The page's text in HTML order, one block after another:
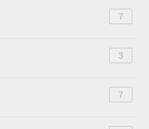
7
3
7